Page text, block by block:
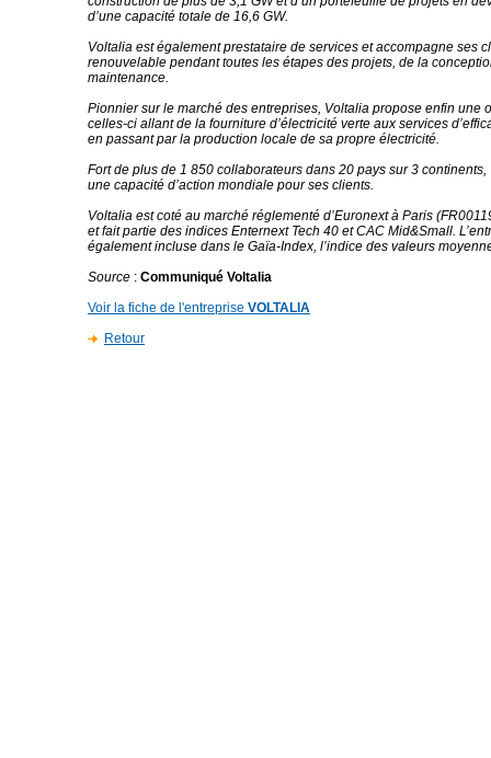
d’une capacité totale de 16,6 GW.
Voltalia est également prestataire de services et accompagne ses
renouvelable pendant toutes les étapes des projets, de la
maintenance.
Pionnier sur le marché des entreprises, Voltalia propose enfin une
celles-ci allant de la fourniture d’électricité verte aux services
en passant par la production locale de sa propre électricité.
Fort de plus de 1 850 collaborateurs dans 20 pays sur 3
une capacité d’action mondiale pour ses clients.
Voltalia est coté au marché réglementé d’Euronext à Paris
et fait partie des indices Enternext Tech 40 et CAC Mid&Small.
également incluse dans le Gaïa-Index, l’indice des valeurs
Source : Communiqué Voltalia
Voir la fiche de l'entreprise VOLTALIA
Retour